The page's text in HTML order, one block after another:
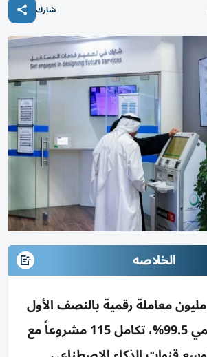
شارك
الخلاصه
ديوا: إنجاز 7.4 مليون معاملة رقمية بالنصف الأول
2026، تبني رقمي 99.5%، تكامل 115 مشروعاً مع